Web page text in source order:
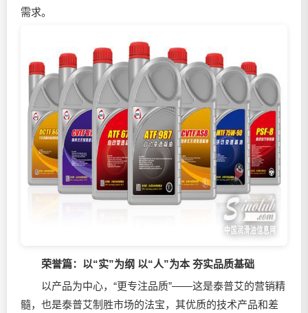
需求。
荣誉篇：以“实”为纲 以“人”为本 夯实品质基础
以产品为中心，“更专注品质”——这是泰普艾的营销精
髓，也是泰普艾制胜市场的法宝，其优质的技术产品和差